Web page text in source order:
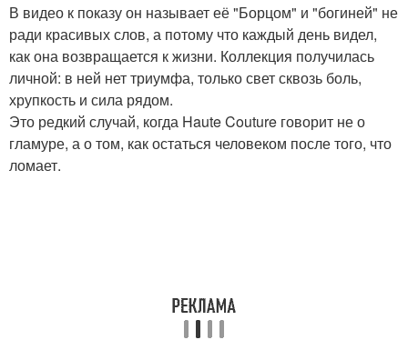
В видео к показу он называет её "Борцом" и "богиней" не
ради красивых слов, а потому что каждый день видел,
как она возвращается к жизни. Коллекция получилась
личной: в ней нет триумфа, только свет сквозь боль,
хрупкость и сила рядом.
Это редкий случай, когда Haute Couture говорит не о
гламуре, а о том, как остаться человеком после того, что
ломает.